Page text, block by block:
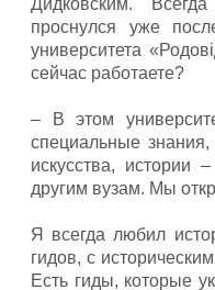
Дидковским.
проснулся уже
университета
сейчас работаете?
– В этом
специальные знания,
искусства, истории
другим вузам. Мы
Я всегда любил
гидов, с
Есть гиды, которые